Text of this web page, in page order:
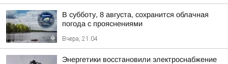
В субботу, 8 августа, сохранится облачная
погода с прояснениями
Вчера, 21:04
Энергетики восстановили электроснабжение